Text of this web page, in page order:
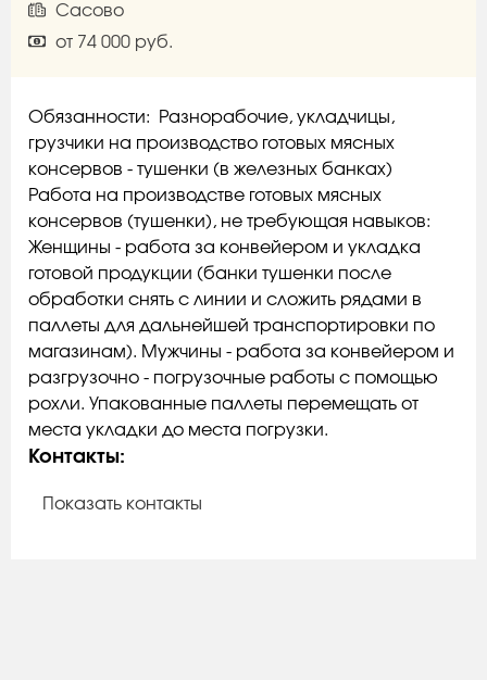
Сасово
от 74 000 руб.
Обязанности: Разнорабочие, укладчицы,
грузчики на производство готовых мясных
консервов - тушенки (в железных банках)
️Работа на производстве готовых мясных
консервов (тушенки), не требующая навыков:
Женщины - работа за конвейером и укладка
готовой продукции (банки тушенки после
обработки снять с линии и сложить рядами в
паллеты для дальнейшей транспортировки по
магазинам). Мужчины - работа за конвейером и
разгрузочно - погрузочные работы с помощью
рохли. Упакованные паллеты перемещать от
места укладки до места погрузки.
Контакты:
Показать контакты